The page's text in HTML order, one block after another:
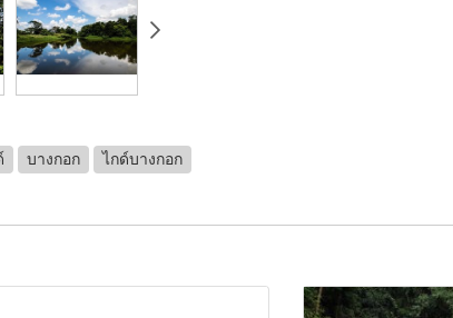
บางกอก ไกด์บางกอก